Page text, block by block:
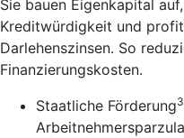
Sie bauen Eigenkapital
Kreditwürdigkeit und
Darlehenszinsen. So
Finanzierungskosten.
Staatliche Förderung3